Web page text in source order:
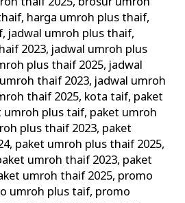
, harga umroh plus thaif,
, jadwal umroh plus thaif,
2023, jadwal umroh plus
plus thaif 2025, jadwal
thaif 2023, jadwal umroh
thaif 2025, kota taif, paket
umroh plus taif, paket umroh
plus thaif 2023, paket
, paket umroh plus thaif 2025,
umroh thaif 2023, paket
umroh thaif 2025, promo
umroh plus taif, promo